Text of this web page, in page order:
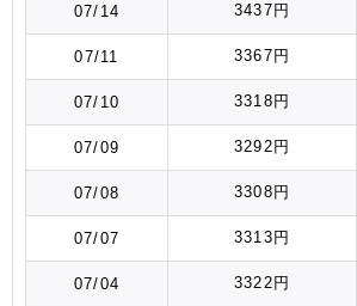
07/14 3437円
07/11 3367円
07/10 3318円
07/09 3292円
07/08 3308円
07/07 3313円
07/04 3322円